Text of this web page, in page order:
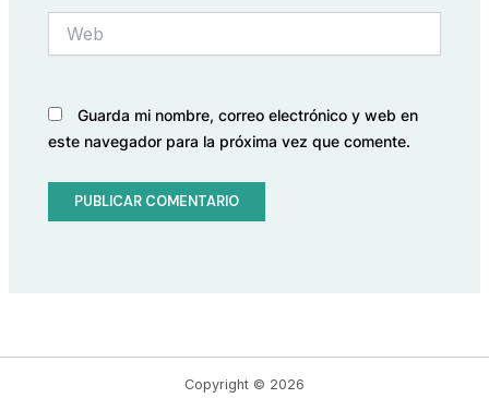
Guarda mi nombre, correo electrónico y web en
este navegador para la próxima vez que comente.
Copyright © 2026